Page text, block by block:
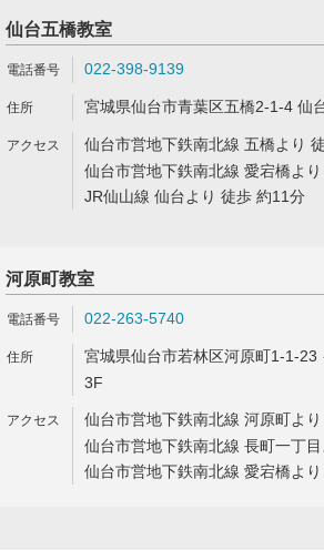
仙台五橋教室
022-398-9139
宮城県仙台市青葉区五橋2-1-4 仙
仙台市営地下鉄南北線 五橋より
仙台市営地下鉄南北線 愛宕橋よ
JR仙山線 仙台より 徒歩 約11分
河原町教室
022-263-5740
宮城県仙台市若林区河原町1-1-23
3F
仙台市営地下鉄南北線 河原町よ
仙台市営地下鉄南北線 長町一丁
仙台市営地下鉄南北線 愛宕橋よ